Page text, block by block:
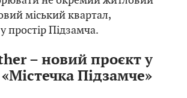
міський квартал,
простір Підзамча.
– новий проєкт у
«Містечка Підзамче»